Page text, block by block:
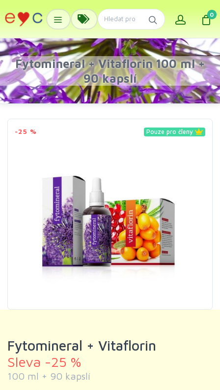
0
Fytomineral + Vitaflorin 100 ml +
90 kapslí
-25 % Pouze pro členy
Fytomineral + Vitaflorin
Sleva -25 %
100 ml + 90 kapslí